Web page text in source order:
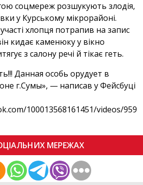
соцмереж розшукують злодія,
у Курському мікрорайоні.
хлопця потрапив на запис
кидає каменюку у вікно
з салону речі й тікає геть.
Данная особь орудует в
г.Сумы», — написав у Фейсбуці
100013568161451/videos/959
МЕРЕЖАХ